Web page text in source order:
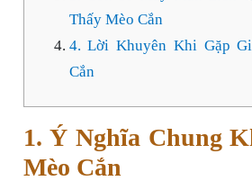
Thấy Mèo Cắn
4. Lời Khuyên Khi Gặp
Cắn
1. Ý Nghĩa Chung
Mèo Cắn